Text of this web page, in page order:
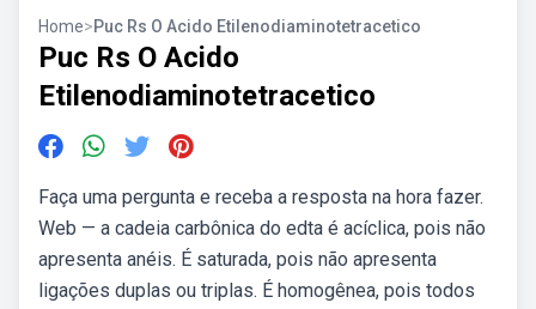
Home>Puc Rs O Acido Etilenodiaminotetracetico
Puc Rs O Acido
Etilenodiaminotetracetico
Faça uma pergunta e receba a resposta na hora fazer.
Web — a cadeia carbônica do edta é acíclica, pois não
apresenta anéis. É saturada, pois não apresenta
ligações duplas ou triplas. É homogênea, pois todos